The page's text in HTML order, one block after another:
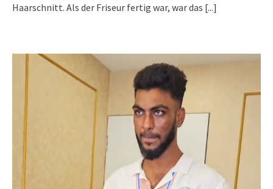
Haarschnitt. Als der Friseur fertig war, war das [...]